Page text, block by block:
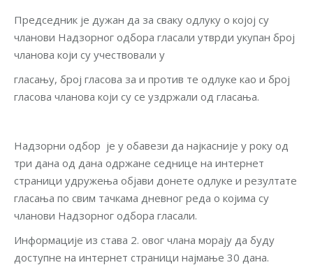
Председник је дужан да за сваку одлуку о којој су
чланови Надзорног одбора гласали утврди укупан број
чланова који су учествовали у
гласању, број гласова за и против те одлуке као и број
гласова чланова који су се уздржали од гласања.
Надзорни одбор је у обавези да најкасније у року од
три дана од дана одржане седнице на интернет
страници удружења објави донете одлуке и резултате
гласања по свим тачкама дневног реда о којима су
чланови Надзорног одбора гласали.
Информације из става 2. овог члана морају да буду
доступне на интернет страници најмање 30 дана.